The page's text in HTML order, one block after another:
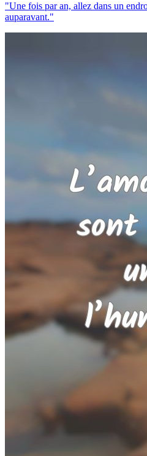
"Une fois par an, allez dans un
auparavant."